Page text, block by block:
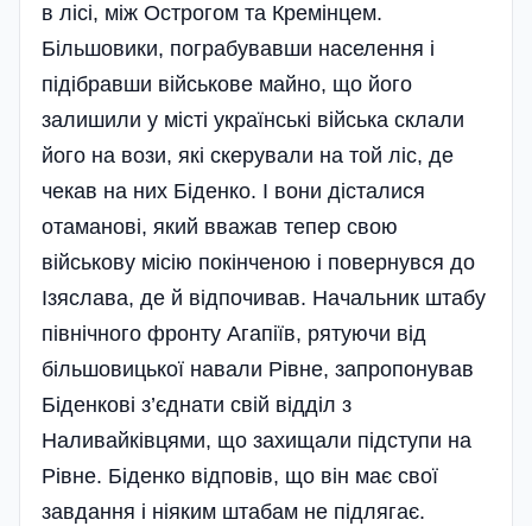
в лісі, між Острогом та Кремінцем.
Більшовики, пограбувавши населення і
підібравши військове майно, що його
залишили у місті українські війська склали
його на вози, які скерували на той ліс, де
чекав на них Біденко. І вони дісталися
отаманові, який вважав тепер свою
військову місію покінченою і повернувся до
Ізяслава, де й відпочивав. Начальник штабу
північного фронту Агапіїв, рятуючи від
більшовицької навали Рівне, запропонував
Біденкові з’єднати свій відділ з
Наливайківцями, що захищали підступи на
Рівне. Біденко відповів, що він має свої
завдання і ніяким штабам не підлягає.